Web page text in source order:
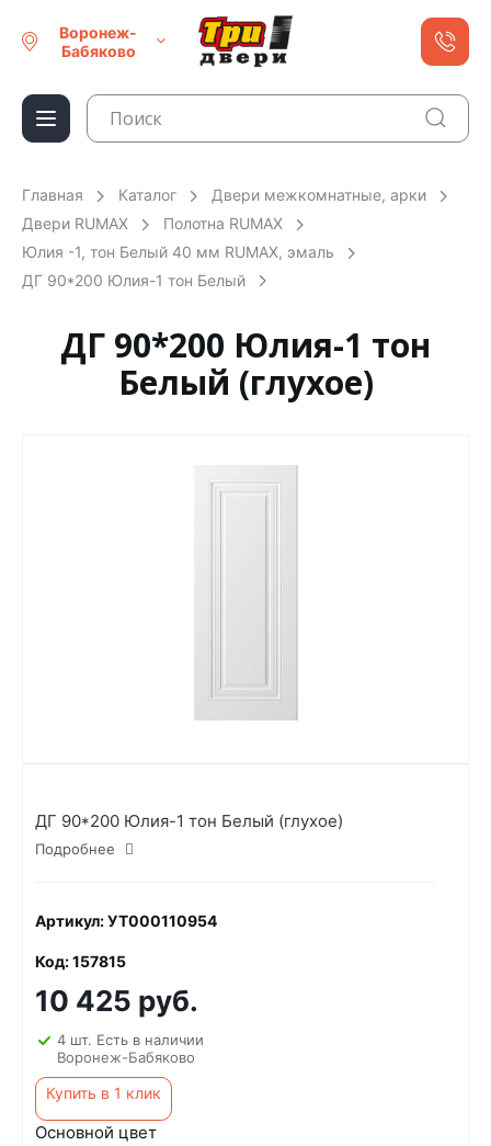
Воронеж-
Бабяково
Главная Каталог
Двери межкомнатные, арки
Двери RUMAX
Полотна RUMAX
Юлия -1, тон Белый 40 мм RUMAX, эмаль
ДГ 90*200 Юлия-1 тон Белый
ДГ 90*200 Юлия-1 тон
Белый (глухое)
ДГ 90*200 Юлия-1 тон Белый (глухое)
Подробнее
Артикул: УТ000110954
Код: 157815
10 425 руб.
4 шт. Есть в наличии
Воронеж-Бабяково
Купить в 1 клик
Основной цвет